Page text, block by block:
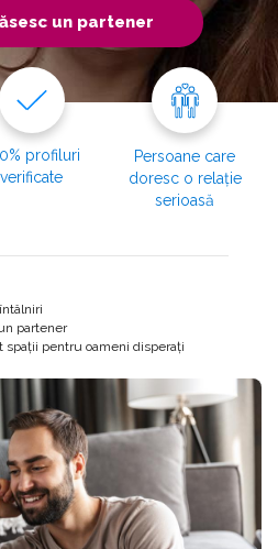
un partener
profiluri
verificate
Persoane care
doresc o relație
serioasă
partener
pentru oameni disperați